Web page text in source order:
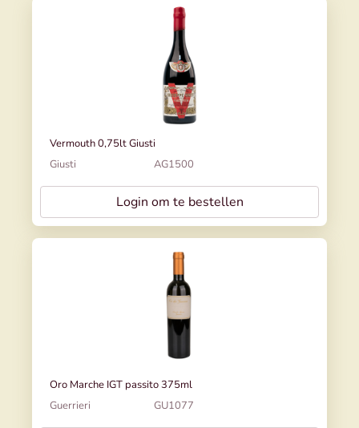
Vermouth 0,75lt Giusti
Giusti
AG1500
Login om te bestellen
Oro Marche IGT passito 375ml
Guerrieri
GU1077